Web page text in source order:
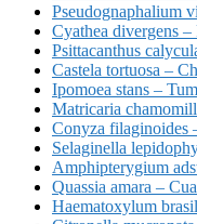
Pseudognaphalium
Cyathea divergens –
Psittacanthus
Castela tortuosa –
Ipomoea stans –
Matricaria
Conyza filaginoides
Selaginella
Amphipterygium
Quassia amara –
Haematoxylum